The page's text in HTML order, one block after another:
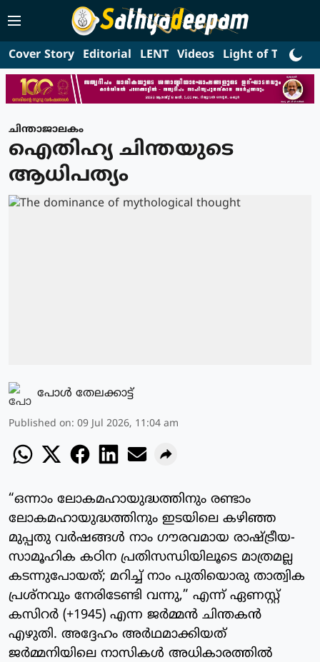
Cover Story Editorial LENT Videos Light of Truth
ചിന്താജാലകം
ഐതിഹ്യ ചിന്തയുടെ
ആധിപത്യം
പോള്‍ തേലക്കാട്ട്‌
Published on: 09 Jul 2026, 11:04 am
“ഒന്നാം ലോകമഹായുദ്ധത്തിനും രണ്ടാം
ലോകമഹായുദ്ധത്തിനും ഇടയിലെ കഴിഞ്ഞ
മുപ്പതു വർഷങ്ങൾ നാം ഗൗരവമായ രാഷ്ട്രീയ-
സാമൂഹിക കഠിന പ്രതിസന്ധിയിലൂടെ മാത്രമല്ല
കടന്നുപോയത്; മറിച്ച് നാം പുതിയൊരു താത്വിക
പ്രശ്നവും നേരിടേണ്ടി വന്നു,” എന്ന് ഏണസ്റ്റ്
കസിറർ (+1945) എന്ന ജർമ്മൻ ചിന്തകൻ
എഴുതി. അദ്ദേഹം അർഥമാക്കിയത്
ജർമ്മനിയിലെ നാസികൾ അധികാരത്തിൽ